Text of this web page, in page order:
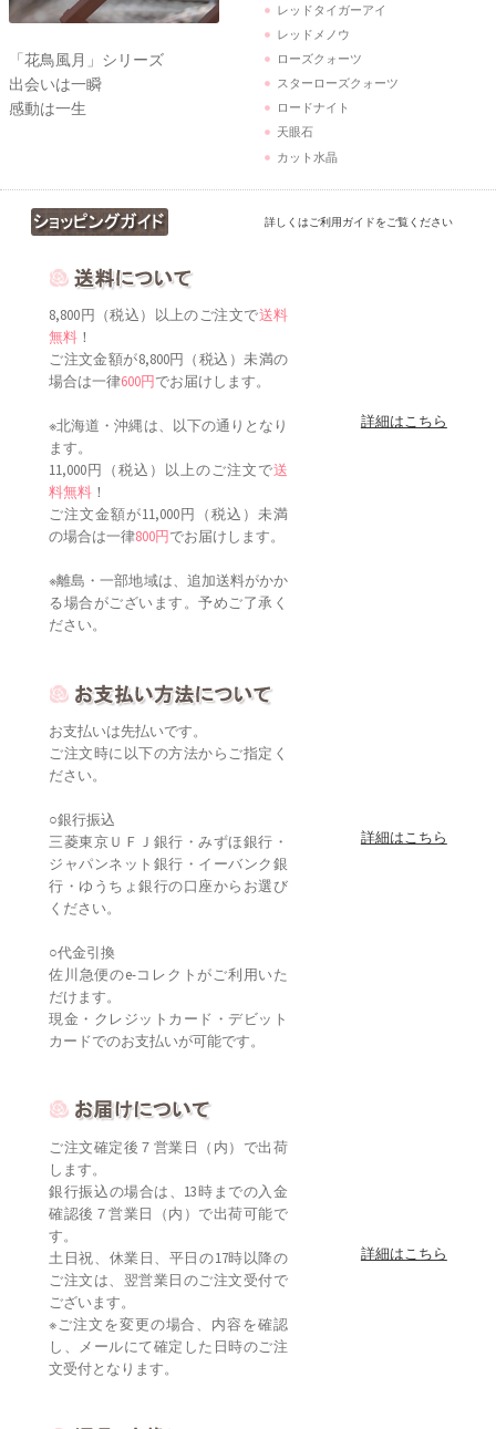
「花鳥風月」シリーズ
出会いは一瞬
感動は一生
レッドタイガーアイ
レッドメノウ
ローズクォーツ
スターローズクォーツ
ロードナイト
天眼石
カット水晶
詳しくはご利用ガイドをご覧ください
8,800円（税込）以上のご注文で送料
無料 ！
ご注文金額が8,800円（税込）未満の
場合は一律600円でお届けします。
※北海道・沖縄は、以下の通りとなり
ます。
11,000円（税込）以上のご注文で送
料無料 ！
ご注文金額が11,000円（税込）未満
の場合は一律800円でお届けします。
※離島・一部地域は、追加送料がかか
る場合がございます。予めご了承く
ださい。
詳細はこちら
お支払いは先払いです。
ご注文時に以下の方法からご指定く
ださい。
○銀行振込
三菱東京ＵＦＪ銀行・みずほ銀行・
ジャパンネット銀行・イーバンク銀
行・ゆうちょ銀行の口座からお選び
ください。
○代金引換
佐川急便のe-コレクトがご利用いた
だけます。
現金・クレジットカード・デビット
カードでのお支払いが可能です。
詳細はこちら
ご注文確定後７営業日（内）で出荷
します。
銀行振込の場合は、13時までの入金
確認後７営業日（内）で出荷可能で
す。
土日祝、休業日、平日の17時以降の
ご注文は、翌営業日のご注文受付で
ございます。
※ご注文を変更の場合、内容を確認
し、メールにて確定した日時のご注
文受付となります。
詳細はこちら